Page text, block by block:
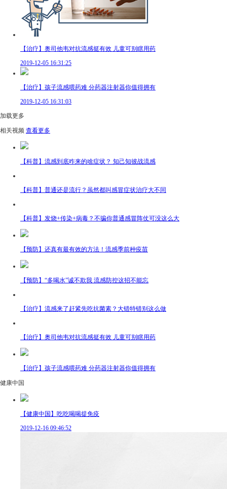
【治疗】奥司他韦对抗流感挺有效 儿童可别瞎用药
2019-12-05 16:31:25
【治疗】孩子流感喂药难 分药器注射器你值得拥有
2019-12-05 16:31:03
加载更多
相关视频 查看更多
【科普】流感到底咋来的啥症状？ 知己知彼战流感
【科普】普通还是流行？虽然都叫感冒症状治疗大不同
【科普】发烧+传染+病毒？不骗你普通感冒阵仗可没这么大
【预防】还真有最有效的方法！流感季前种疫苗
【预防】“多喝水”诚不欺我 流感防控这招不能忘
【治疗】流感来了赶紧先吃抗菌素？大错特错别这么做
【治疗】奥司他韦对抗流感挺有效 儿童可别瞎用药
【治疗】孩子流感喂药难 分药器注射器你值得拥有
健康中国
【健康中国】吃吃喝喝提免疫
2019-12-16 09:46:52